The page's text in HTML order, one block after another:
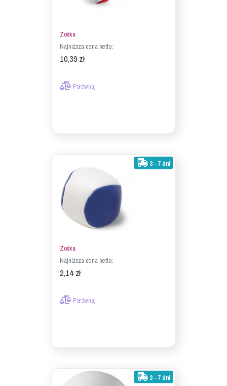
Zośka
Najniższa cena netto:
10,39 zł
Porównaj
3 - 7 dni
Zośka
Najniższa cena netto:
2,14 zł
Porównaj
3 - 7 dni